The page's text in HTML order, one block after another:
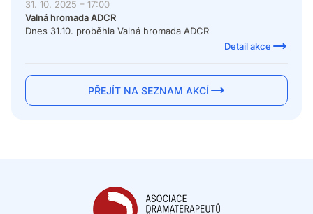
31. 10. 2025 – 17:00
Valná hromada ADCR
Dnes 31.10. proběhla Valná hromada ADCR
Detail akce
PŘEJÍT NA SEZNAM AKCÍ